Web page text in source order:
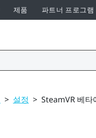
제품 파트너 프로그램
> 설정 > SteamVR 베타